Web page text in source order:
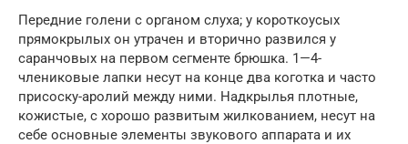
Передние голени с органом слуха; у короткоусых
прямокрылых он утрачен и вторично развился у
саранчовых на первом сегменте брюшка. 1—4-
члениковые лапки несут на конце два коготка и часто
присоску-аролий между ними. Надкрылья плотные,
кожистые, с хорошо развитым жилкованием, несут на
себе основные элементы звукового аппарата и их